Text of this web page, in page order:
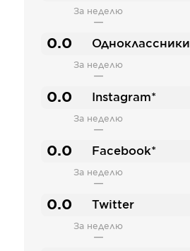
За неделю
—
0.0 Одноклассники
За неделю
—
0.0 Instagram*
За неделю
—
0.0 Facebook*
За неделю
—
0.0 Twitter
За неделю
—